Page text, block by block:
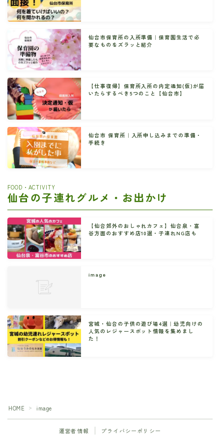
仙台市保育所の入所準備｜保育園生活で必
要なものをズラッと紹介
【仕事復帰】保育所入所の内定通知(仮)が届
いたらするべき5つのこと【仙台市】
仙台市 保育所｜入所申し込みまでの準備・
手続き
FOOD・ACTIVITY
仙台の子連れグルメ・お出かけ
【仙台郊外のおしゃれカフェ】仙台泉・富
谷方面のおすすめ店10選・子連れNG店も
image
宮城・仙台の子供の遊び場4選｜幼児向けの
人気のレジャースポット情報を集めまし
た！
HOME ＞ image
運営者情報 プライバシーポリシー